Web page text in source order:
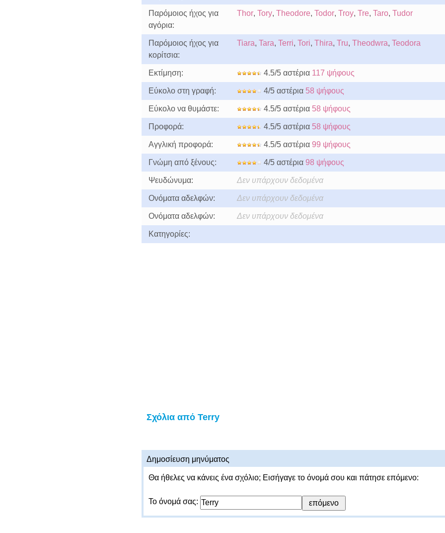
Παρόμοιος ήχος για
αγόρια:
Thor, Tory, Theodore, Todor, Troy, Tre, Taro, Tudor
Παρόμοιος ήχος για
κορίτσια:
Tiara, Tara, Terri, Tori, Thira, Tru, Theodwra, Teodora
Εκτίμηση: 4.5/5 αστέρια 117 ψήφους
Εύκολο στη γραφή: 4/5 αστέρια 58 ψήφους
Εύκολο να θυμάστε: 4.5/5 αστέρια 58 ψήφους
Προφορά: 4.5/5 αστέρια 58 ψήφους
Αγγλική προφορά: 4.5/5 αστέρια 99 ψήφους
Γνώμη από ξένους: 4/5 αστέρια 98 ψήφους
Ψευδώνυμα: Δεν υπάρχουν δεδομένα
Ονόματα αδελφών: Δεν υπάρχουν δεδομένα
Ονόματα αδελφών: Δεν υπάρχουν δεδομένα
Κατηγορίες:
Σχόλια από Terry
Δημοσίευση μηνύματος
Θα ήθελες να κάνεις ένα σχόλιο; Εισήγαγε το όνομά σου και πάτησε επόμενο:
Το όνομά σας: